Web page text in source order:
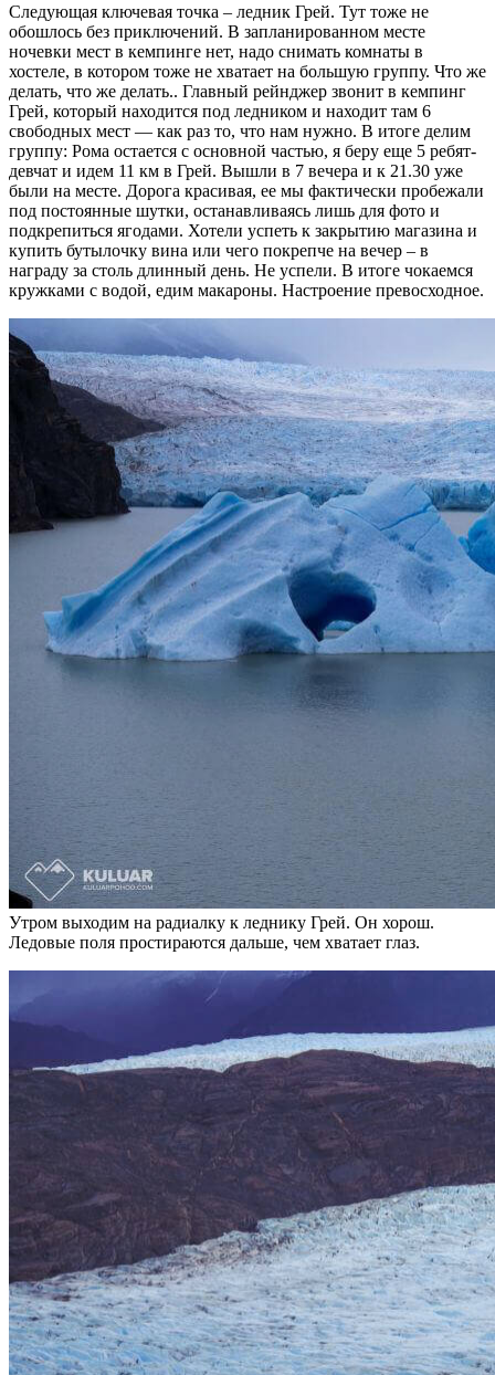
Следующая ключевая точка – ледник Грей. Тут тоже не
обошлось без приключений. В запланированном месте
ночевки мест в кемпинге нет, надо снимать комнаты в
хостеле, в котором тоже не хватает на большую группу. Что же
делать, что же делать.. Главный рейнджер звонит в кемпинг
Грей, который находится под ледником и находит там 6
свободных мест — как раз то, что нам нужно. В итоге делим
группу: Рома остается с основной частью, я беру еще 5 ребят-
девчат и идем 11 км в Грей. Вышли в 7 вечера и к 21.30 уже
были на месте. Дорога красивая, ее мы фактически пробежали
под постоянные шутки, останавливаясь лишь для фото и
подкрепиться ягодами. Хотели успеть к закрытию магазина и
купить бутылочку вина или чего покрепче на вечер – в
награду за столь длинный день. Не успели. В итоге чокаемся
кружками с водой, едим макароны. Настроение превосходное.
Утром выходим на радиалку к леднику Грей. Он хорош.
Ледовые поля простираются дальше, чем хватает глаз.